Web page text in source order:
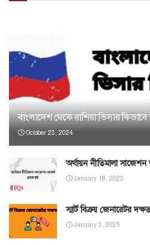
বাংলাদেশ থেকে রাশিয়া ভিসার
October 23, 2024
অর্থায়ন নীতিমালা সাজেশন
January 18, 2025
স্মার্ট বিক্রয় জেনারেটর
January 3, 2025